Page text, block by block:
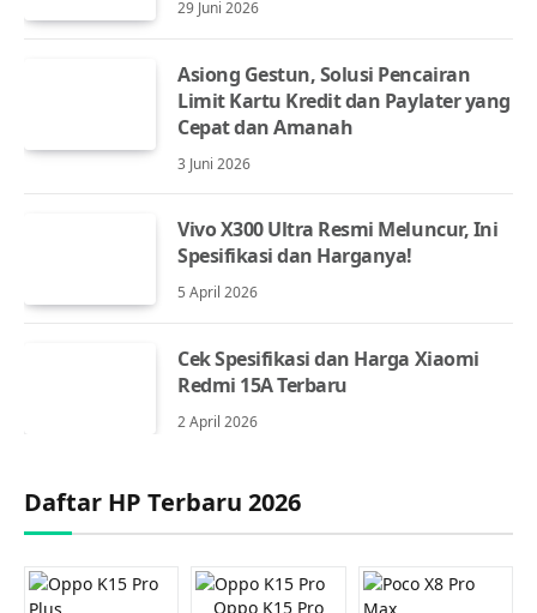
29 Juni 2026
Asiong Gestun, Solusi Pencairan
Limit Kartu Kredit dan Paylater yang
Cepat dan Amanah
3 Juni 2026
Vivo X300 Ultra Resmi Meluncur, Ini
Spesifikasi dan Harganya!
5 April 2026
Cek Spesifikasi dan Harga Xiaomi
Redmi 15A Terbaru
2 April 2026
Daftar HP Terbaru 2026
Oppo K15 Pro